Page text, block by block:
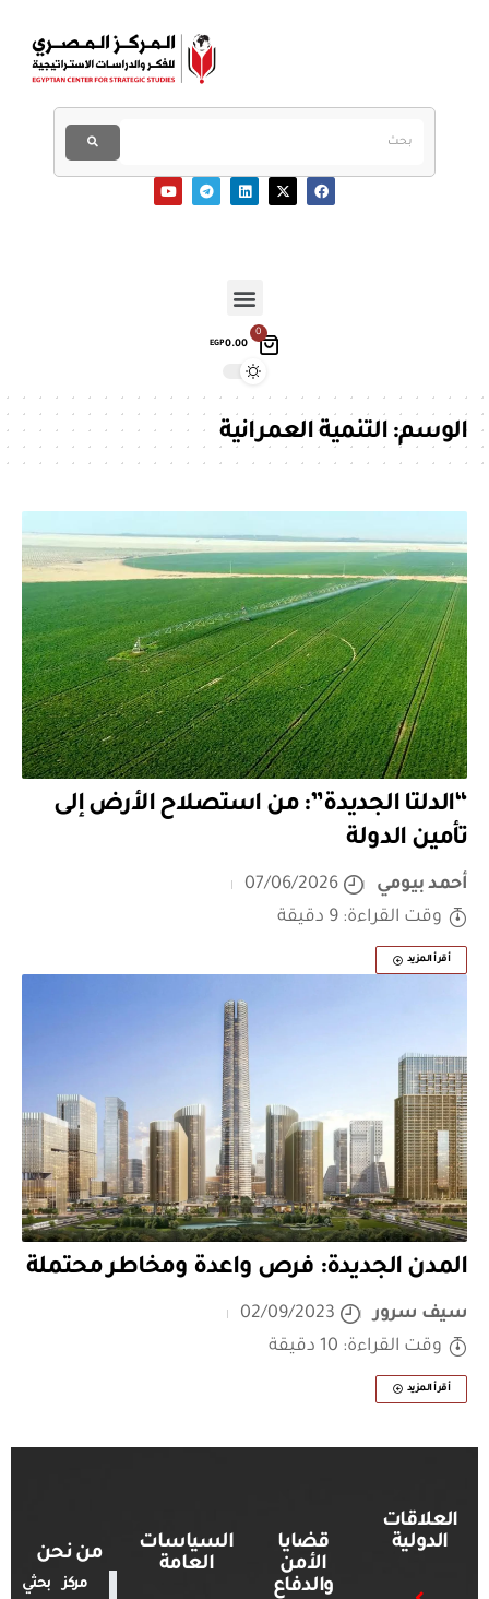
0
EGP0.00
الوسم:التنمية العمرانية
“الدلتا الجديدة”: من استصلاح الأرض إلى
تأمين الدولة
أحمد بيومي
07/06/2026
وقت القراءة: 9 دقيقة
أقرأ المزيد
المدن الجديدة: فرص واعدة ومخاطر محتملة
سيف سرور
02/09/2023
وقت القراءة: 10 دقيقة
أقرأ المزيد
العلاقات
الدولية
قضايا
الأمن
والدفاع
السياسات
العامة
من نحن
مركز بحثي